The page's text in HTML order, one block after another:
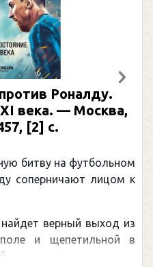
Рабинер, И. Я.
Москва, 2024 (макет
обсуждаемая хоккейная
мире.Перед сезоном
— ...